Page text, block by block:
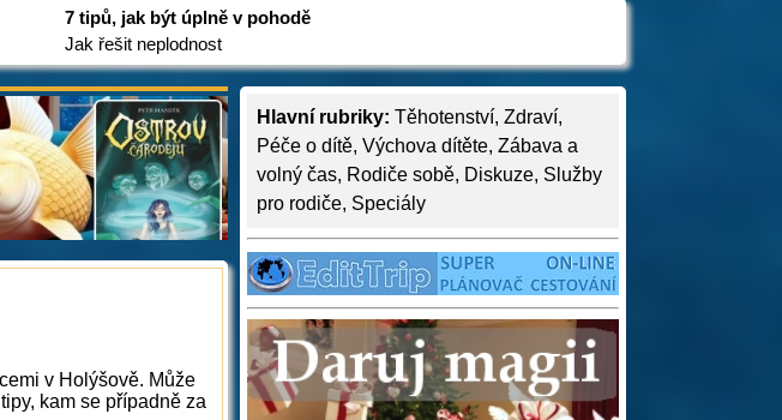
7 tipů, jak být úplně v pohodě
Jak řešit neplodnost
Hlavní rubriky: Těhotenství, Zdraví,
Péče o dítě, Výchova dítěte, Zábava a
volný čas, Rodiče sobě, Diskuze, Služby
pro rodiče, Speciály
v Holýšově. Může
kam se případně za